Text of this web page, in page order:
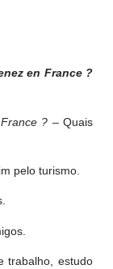
en France ?
? – Quais
pelo turismo.
trabalho, estudo